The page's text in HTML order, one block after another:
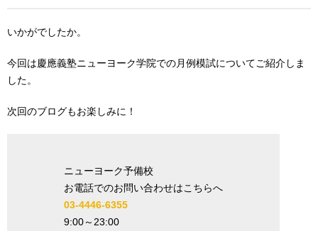
いかがでしたか。
今回は慶應義塾ニューヨーク学院での月例模試についてご紹介しま
した。
次回のブログもお楽しみに！
ニューヨーク予備校
お電話でのお問い合わせはこちらへ
03-4446-6355
9:00～ 23:00